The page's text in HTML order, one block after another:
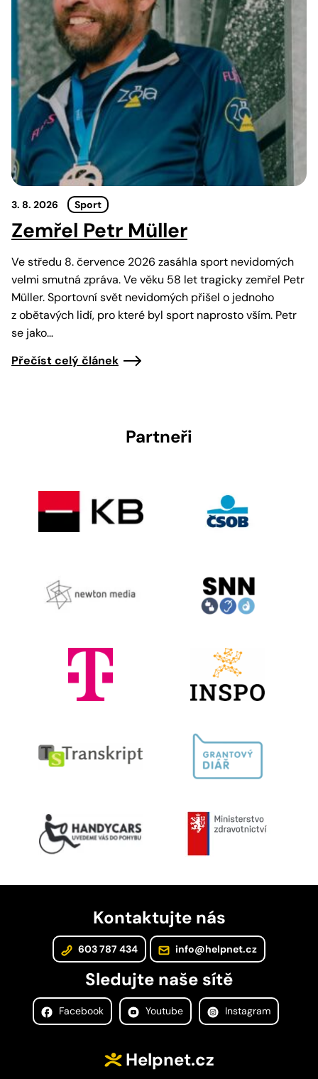
3. 8. 2026 Sport
Zemřel Petr Müller
Ve středu 8. července 2026 zasáhla sport nevidomých
velmi smutná zpráva. Ve věku 58 let tragicky zemřel Petr
Müller. Sportovní svět nevidomých přišel o jednoho
z obětavých lidí, pro které byl sport naprosto vším. Petr
se jako…
Přečíst celý článek
Partneři
Helpnet.cz
Kontaktujte nás
603 787 434 info@helpnet.cz
Sledujte naše sítě
Facebook Youtube Instagram